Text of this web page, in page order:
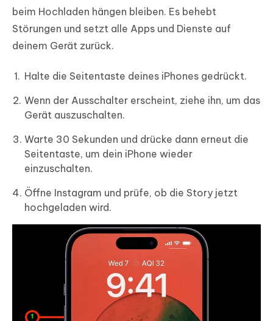
beim Hochladen hängen bleiben. Es behebt
Störungen und setzt alle Apps und Dienste auf
deinem Gerät zurück.
Halte die Seitentaste deines iPhones gedrückt.
Wenn der Ausschalter erscheint, ziehe ihn, um das
Gerät auszuschalten.
Warte 30 Sekunden und drücke dann erneut die
Seitentaste, um dein iPhone wieder
einzuschalten.
Öffne Instagram und prüfe, ob die Story jetzt
hochgeladen wird.